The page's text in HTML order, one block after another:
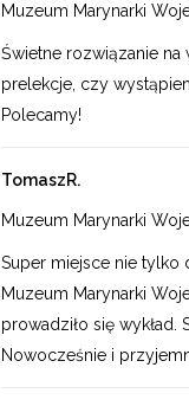
Muzeum Marynarki
Świetne rozwiązanie na
prelekcje, czy
Polecamy!
TomaszR.
Muzeum Marynarki
Super miejsce nie tylko
Muzeum Marynarki
prowadziło się wykład.
Nowocześnie i